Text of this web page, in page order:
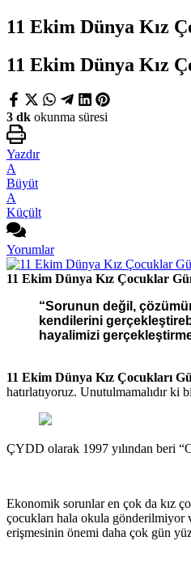
11 Ekim Dünya Kız
11 Ekim Dünya Kız
3 dk okunma süresi
Yazdır
A
Büyüt
A
Küçült
Yorumlar
11 Ekim Dünya Kız Çocuklar
“Sorunun değil,
kendilerini
hayalimizi
11 Ekim Dünya Kız Çocukları
hatırlatıyoruz. Unutulmamalıdır
ÇYDD olarak 1997 yılından beri
Ekonomik sorunlar en çok da kız
çocukları hala okula gönderilmiyor
erişmesinin önemi daha çok gün